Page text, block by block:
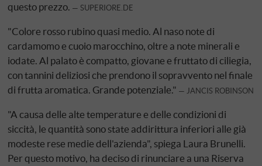
questo prezzo.
SUPERIORE.DE
"Colore rosso rubino quasi medio. Al naso note di
cardamomo e cuoio marocchino, oltre a note minerali e
iodate. Al palato è compatto, giovane e fruttato di ciliegia,
con tannini deliziosi che prendono il sopravvento nel finale
di frutta aromatica. Grande potenziale."
JANCIS ROBINSON
"A causa delle alte temperature e delle condizioni di
siccità, le quantità sono state addirittura inferiori alle già
modeste rese medie dell'azienda", spiega Laura Brunelli.
Per questo motivo, ha deciso di rinunciare a una Riserva